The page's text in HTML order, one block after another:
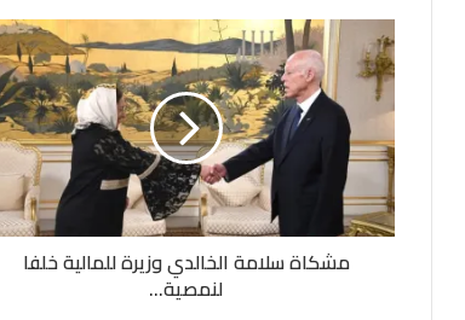
مشكاة سلامة الخالدي وزيرة للمالية خلفا
لنمصية...